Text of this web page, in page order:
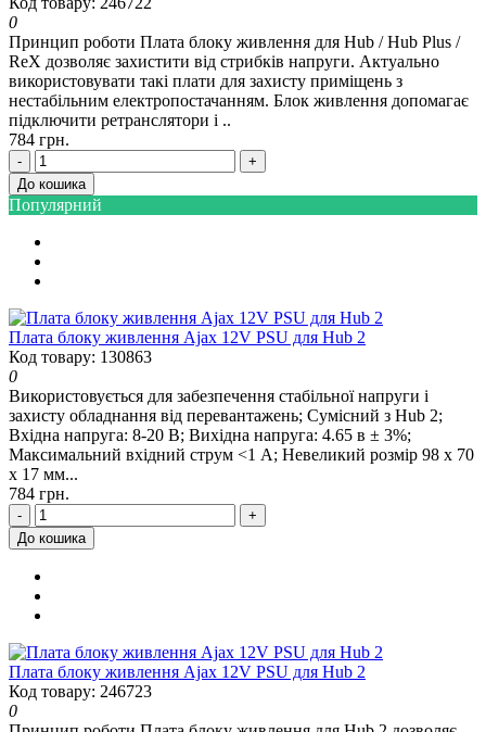
0
Принцип роботи Плата блоку живлення для Hub / Hub Plus /
ReX дозволяє захистити від стрибків напруги. Актуально
використовувати такі плати для захисту приміщень з
нестабільним електропостачанням. Блок живлення допомагає
підключити ретранслятори і ..
784 грн.
-
+
До кошика
Популярний
Плата блоку живлення Ajax 12V PSU для Hub 2
Код товару: 130863
0
Використовується для забезпечення стабільної напруги і
захисту обладнання від перевантажень; Сумісний з Hub 2;
Вхідна напруга: 8-20 В; Вихідна напруга: 4.65 в ± 3%;
Максимальний вхідний струм <1 А; Невеликий розмір 98 х 70
х 17 мм...
784 грн.
-
+
До кошика
Плата блоку живлення Ajax 12V PSU для Hub 2
Код товару: 246723
0